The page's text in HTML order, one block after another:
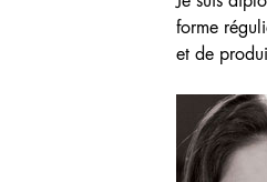
forme
et de